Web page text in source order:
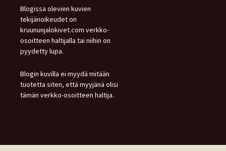
Blogissa olevien kuvien
tekijänoikeudet on
kruununjalokivet.com verkko-
osoitteen haltijalla tai niihin on
pyydetty lupa.
Blogin kuvilla ei myydä mitään
tuotetta siten, että myyjänä olisi
tämän verkko-osoitteen haltija.